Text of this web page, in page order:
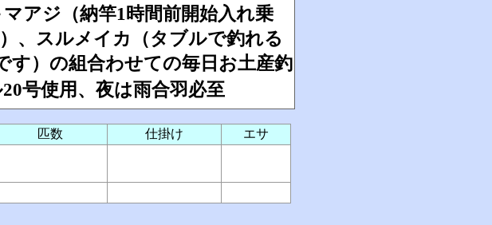
アジ（納竿1時間前開始入れ乗
、スルメイカ（タブルで釣れる
す）の組合わせての毎日お土産釣
使用、夜は雨合羽必至
匹数 仕掛け エサ